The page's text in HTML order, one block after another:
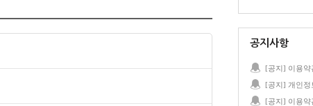
공지사항
[공지] 이용약
[공지] 이용약